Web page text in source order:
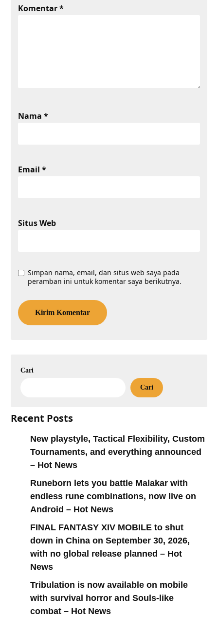
Komentar*
Nama*
Email*
Situs Web
Simpan nama, email, dan situs web saya pada
peramban ini untuk komentar saya berikutnya.
Cari
Cari
Recent Posts
New playstyle, Tactical Flexibility, Custom
Tournaments, and everything announced
– Hot News
Runeborn lets you battle Malakar with
endless rune combinations, now live on
Android – Hot News
FINAL FANTASY XIV MOBILE to shut
down in China on September 30, 2026,
with no global release planned – Hot
News
Tribulation is now available on mobile
with survival horror and Souls-like
combat – Hot News